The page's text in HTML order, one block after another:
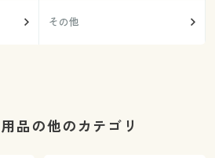
その他
品の他のカテゴリ